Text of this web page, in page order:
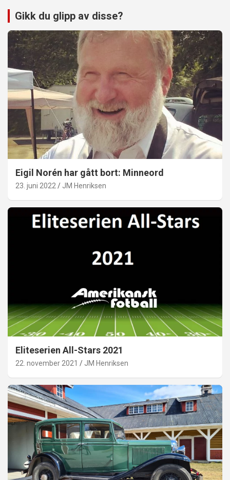
Gikk du glipp av disse?
Eigil Norén har gått bort: Minneord
23. juni 2022 JM Henriksen
Eliteserien All-Stars 2021
22. november 2021 JM Henriksen